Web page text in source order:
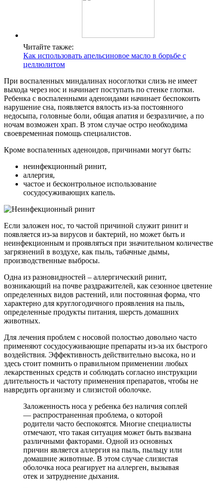
Читайте также:
Как использовать апельсиновое масло в борьбе с
целлюлитом
При воспаленных миндалинах носоглотки слизь не имеет
выхода через нос и начинает поступать по стенке глотки.
Ребенка с воспаленными аденоидами начинает беспокоить
нарушение сна, появляется вялость из-за постоянного
недосыпа, головные боли, общая апатия и безразличие, а по
ночам возможен храп. В этом случае остро необходима
своевременная помощь специалистов.
Кроме воспаленных аденоидов, причинами могут быть:
неинфекционный ринит,
аллергия,
частое и бесконтрольное использование
сосудосуживающих капель.
Если заложен нос, то частой причиной служит ринит и
появляется из-за вирусов и бактерий, но может быть и
неинфекционным и проявляться при значительном количестве
загрязнений в воздухе, как пыль, табачные дымы,
производственные выбросы.
Одна из разновидностей – аллергический ринит,
возникающий на почве раздражителей, как сезонное цветение
определенных видов растений, или постоянная форма, что
характерно для круглогодичного проявления на пыль,
определенные продукты питания, шерсть домашних
животных.
Для лечения проблем с носовой полостью довольно часто
применяют сосудосуживающие препараты из-за их быстрого
воздействия. Эффективность действительно высока, но и
здесь стоит помнить о правильном применении любых
лекарственных средств и соблюдать согласно инструкции
длительность и частоту применения препаратов, чтобы не
навредить организму и слизистой оболочке.
Заложенность носа у ребенка без наличия соплей
— распространенная проблема, о которой
родители часто беспокоятся. Многие специалисты
отмечают, что такая ситуация может быть вызвана
различными факторами. Одной из основных
причин является аллергия на пыль, пыльцу или
домашние животные. В этом случае слизистая
оболочка носа реагирует на аллерген, вызывая
отек и затруднение дыхания.